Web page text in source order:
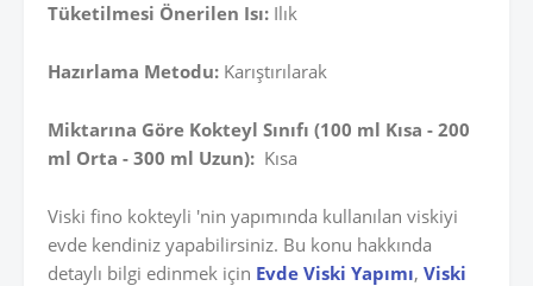
Tüketilmesi Önerilen Isı: Ilık
Hazırlama Metodu: Karıştırılarak
Miktarına Göre Kokteyl Sınıfı (100 ml Kısa - 200
ml Orta - 300 ml Uzun): Kısa
Viski fino kokteyli 'nin yapımında kullanılan viskiyi
evde kendiniz yapabilirsiniz. Bu konu hakkında
detaylı bilgi edinmek için Evde Viski Yapımı, Viski